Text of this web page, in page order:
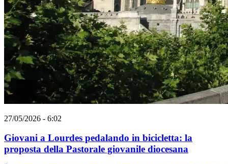
27/05/2026 - 6:02
Giovani a Lourdes pedalando in bicicletta: la
proposta della Pastorale giovanile diocesana